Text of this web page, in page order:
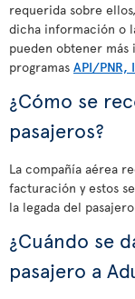
requerida sobre
dicha información o
pueden obtener
programas API/PNR,
¿Cómo se
pasajeros?
La compañía aérea
facturación y estos
la legada del
¿Cuándo se
pasajero a